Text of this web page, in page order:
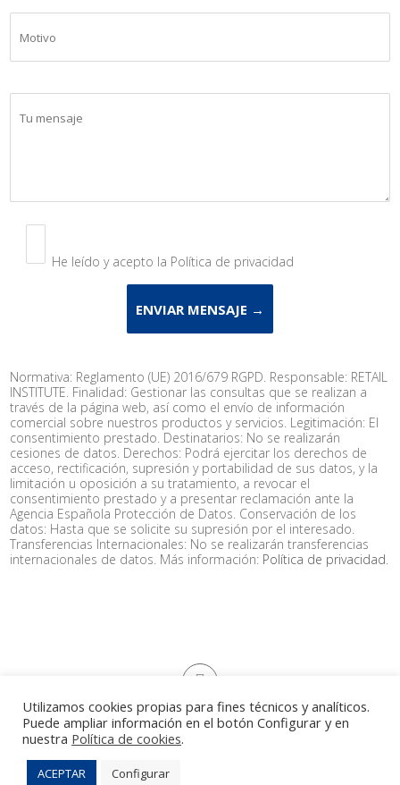
He leído y acepto la Política de privacidad
Normativa: Reglamento (UE) 2016/679 RGPD. Responsable: RETAIL
INSTITUTE. Finalidad: Gestionar las consultas que se realizan a
través de la página web, así como el envío de información
comercial sobre nuestros productos y servicios. Legitimación: El
consentimiento prestado. Destinatarios: No se realizarán
cesiones de datos. Derechos: Podrá ejercitar los derechos de
acceso, rectificación, supresión y portabilidad de sus datos, y la
limitación u oposición a su tratamiento, a revocar el
consentimiento prestado y a presentar reclamación ante la
Agencia Española Protección de Datos. Conservación de los
datos: Hasta que se solicite su supresión por el interesado.
Transferencias Internacionales: No se realizarán transferencias
internacionales de datos. Más información: Política de privacidad.
Aviso legal|Política de privacidad Política de cookies
developed bywww.niobestudio.com
© Copyright Retail Institute. All rights reserved.
Utilizamos cookies propias para fines técnicos y analíticos.
Puede ampliar información en el botón Configurar y en
nuestra Política de cookies.
ACEPTAR Configurar